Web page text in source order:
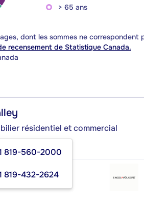
> 65 ans
dont les sommes ne correspondent
recensement de Statistique Canada.
résidentiel et commercial
819-560-2000
819-432-2624
MONTRÉAL